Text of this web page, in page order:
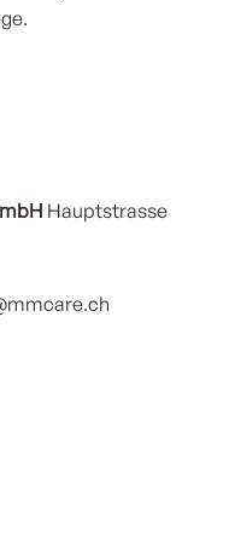
Hauptstrasse